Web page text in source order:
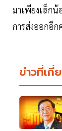
มาเพียงเล็ก
การส่งออกอีก
ข่าวที่เกี่